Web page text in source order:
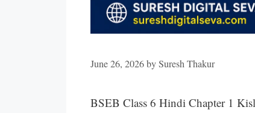
June 26, 2026 bySuresh Thakur
BSEB Class 6 Hindi Chapter 1